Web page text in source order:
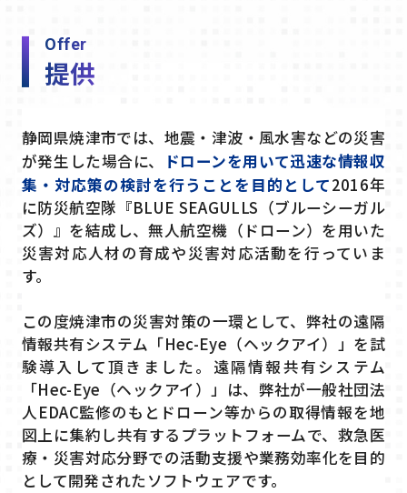
Offer
提供
静岡県焼津市では、地震・津波・風水害などの災害
が発生した場合に、
ドローンを用いて迅速な情報収
集・対応策の検討を行うことを目的として2016年
に防災航空隊『BLUE SEAGULLS（ブルーシーガル
ズ）』を結成し、無人航空機（ドローン）を用いた
災害対応人材の育成や災害対応活動を行っていま
す。
この度焼津市の災害対策の一環として、弊社の遠隔
情報共有システム「Hec-Eye（ヘックアイ）」を試
験導入して頂きました。遠隔情報共有システム
「Hec-Eye（ヘックアイ）」は、弊社が一般社団法
人EDAC監修のもとドローン等からの取得情報を地
図上に集約し共有するプラットフォームで、救急医
療・災害対応分野での活動支援や業務効率化を目的
として開発されたソフトウェアです。